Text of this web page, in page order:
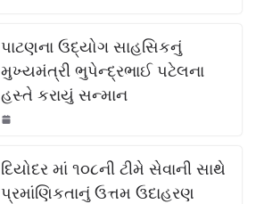
y
Li
n
k
e
પાટણના ઉદ્યોગ સાહસિકનું
મુખ્યમંત્રી ભુપેન્દ્રભાઈ પટેલના
હસ્તે કરાયું સન્માન
દિયોદર માં ૧૦૮ની ટીમે સેવાની સાથે
પ્રમાંણિકતાનું ઉત્તમ ઉદાહરણ